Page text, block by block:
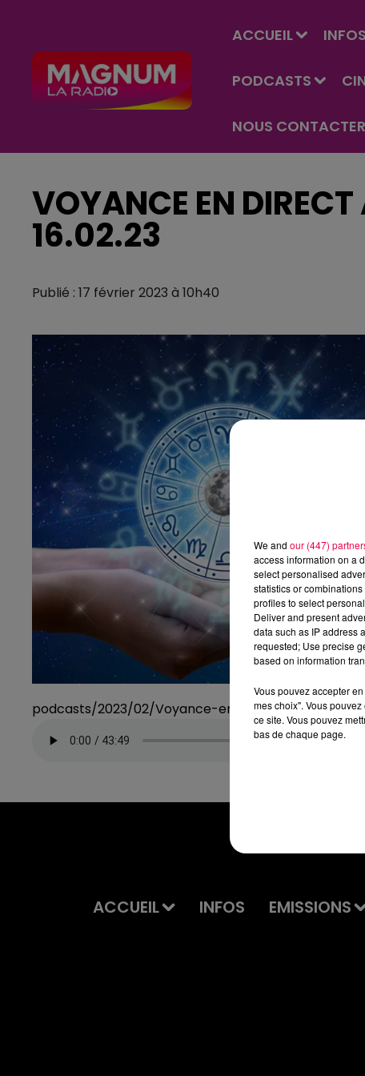
ACCUEIL INFOS
PODCASTS
NOUS CONTACTER
VOYANCE EN
16.02.23
Publié : 17 février 2023 à 10h40
podcasts/2023/02/Voyance-en-Direct-avec-
ACCUEIL INFOS EMISSIONS
We and our (447)
access information on a
select personalised
statistics or
profiles to select
Deliver and present
data such as IP address
requested; Use precise
based on information
Vous pouvez accepter
mes choix". Vous
ce site. Vous pouvez
bas de chaque page.